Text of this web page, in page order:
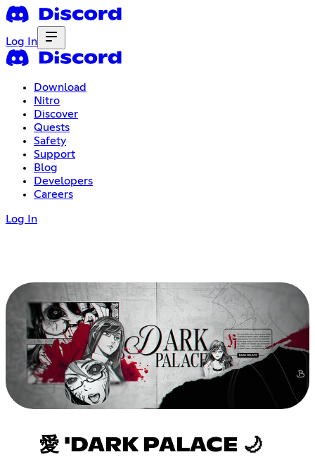
Log In
Download
Nitro
Discover
Quests
Safety
Support
Blog
Developers
Careers
Log In
愛 'DARK PALACE 🌙